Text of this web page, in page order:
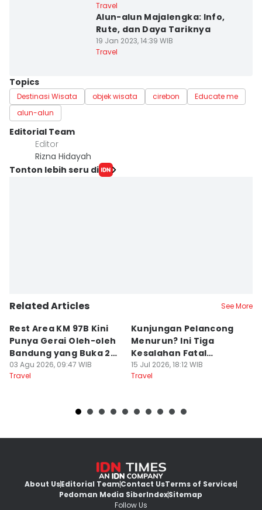
Travel
Alun-alun Majalengka: Info,
Rute, dan Daya Tariknya
19 Jan 2023, 14:39 WIB
Travel
Topics
Destinasi Wisata objek wisata cirebon
Educate me
alun-alun
Editorial Team
Editor
Rizna Hidayah
Tonton lebih seru di
Related Articles See More
Rest Area KM 97B Kini
Punya Gerai Oleh-oleh
Bandung yang Buka 24
Jam
03 Agu 2026, 09:47 WIB
Travel
Kunjungan Pelancong
Menurun? Ini Tiga
Kesalahan Fatal
Pengelola Wisata
15 Jul 2026, 18:12 WIB
Travel
About UsEditorial TeamContact UsTerms of Services
Pedoman Media SiberIndexSitemap
Follow Us